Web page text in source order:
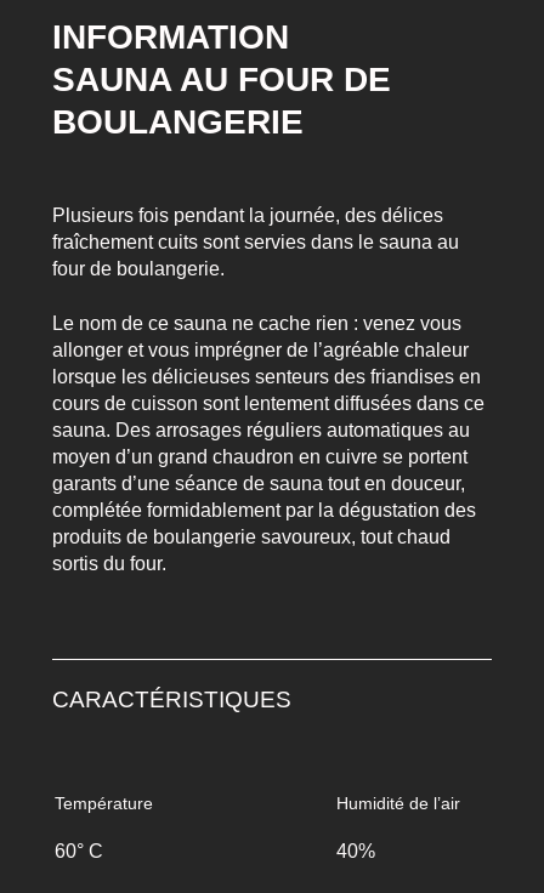
INFORMATION
SAUNA AU FOUR DE
BOULANGERIE
Plusieurs fois pendant la journée, des délices
fraîchement cuits sont servies dans le sauna au
four de boulangerie.
Le nom de ce sauna ne cache rien : venez vous
allonger et vous imprégner de l’agréable chaleur
lorsque les délicieuses senteurs des friandises en
cours de cuisson sont lentement diffusées dans ce
sauna. Des arrosages réguliers automatiques au
moyen d’un grand chaudron en cuivre se portent
garants d’une séance de sauna tout en douceur,
complétée formidablement par la dégustation des
produits de boulangerie savoureux, tout chaud
sortis du four.
CARACTÉRISTIQUES
Température Humidité de l’air
60° C 40%